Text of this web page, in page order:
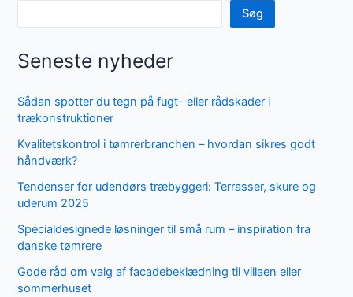
Søg
Seneste nyheder
Sådan spotter du tegn på fugt- eller rådskader i
trækonstruktioner
Kvalitetskontrol i tømrerbranchen – hvordan sikres godt
håndværk?
Tendenser for udendørs træbyggeri: Terrasser, skure og
uderum 2025
Specialdesignede løsninger til små rum – inspiration fra
danske tømrere
Gode råd om valg af facadebeklædning til villaen eller
sommerhuset